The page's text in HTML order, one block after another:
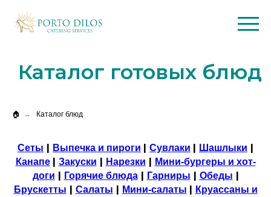
🏠 → Каталог блюд
Сеты | Выпечка и пироги | Сувлаки | Шашлыки |
Канапе | Закуски | Нарезки | Мини-бургеры и хот-
доги | Горячие блюда| Гарниры | Обеды |
Брускетты | Салаты | Мини-салаты | Круассаны и